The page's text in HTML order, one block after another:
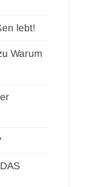
lebt!
Warum